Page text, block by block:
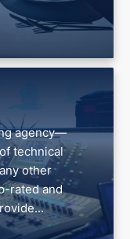
agency—
technical
other
rated and